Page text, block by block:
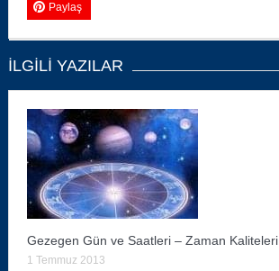
Paylaş
İLGILI YAZILAR
Gezegen Gün ve Saatleri – Zaman Kaliteleri
1 Temmuz 2013